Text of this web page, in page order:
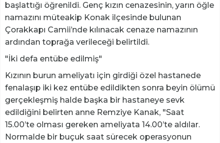
başlattığı öğrenildi. Genç kızın cenazesinin, yarın öğle
namazını müteakip Konak ilçesinde bulunan
Çorakkapı Camii’nde kılınacak cenaze namazının
ardından toprağa verileceği belirtildi.
"İki defa entübe edilmiş"
Kızının burun ameliyatı için girdiği özel hastanede
fenalaşıp iki kez entübe edildikten sonra beyin ölümü
gerçekleşmiş halde başka bir hastaneye sevk
edildiğini belirten anne Remziye Kanak, "Saat
15.00’te olması gereken ameliyata 14.00’te aldılar.
Normalde bir buçuk saat sürecek operasyonun